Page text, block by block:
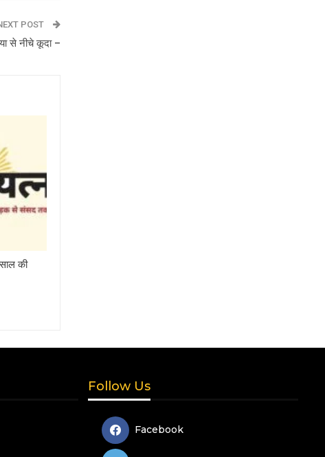
POST
से नीचे कूदा –
की
Follow Us
Facebook